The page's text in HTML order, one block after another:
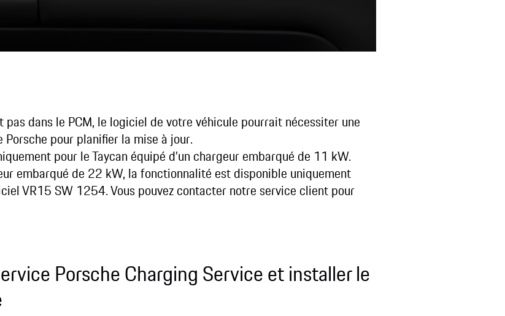
pas dans le PCM, le logiciel de votre véhicule pourrait nécessiter une
pour planifier la mise à jour.
pour le Taycan équipé d’un chargeur embarqué de 11 kW.
embarqué de 22 kW, la fonctionnalité est disponible uniquement
VR15 SW 1254. Vous pouvez contacter notre service client pour
Porsche Charging Service et installer le